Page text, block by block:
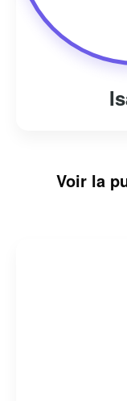
Voir la